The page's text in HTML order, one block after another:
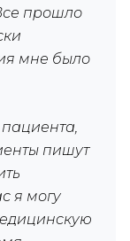
прошло
мне было
пишут
я могу